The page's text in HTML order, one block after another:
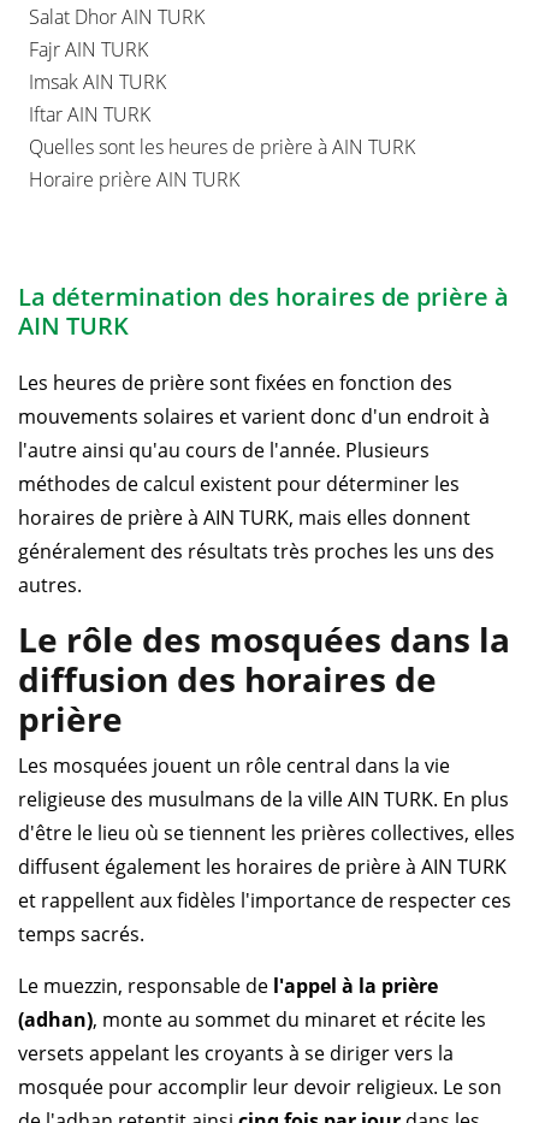
Salat Dhor AIN TURK
Fajr AIN TURK
Imsak AIN TURK
Iftar AIN TURK
Quelles sont les heures de prière à AIN TURK
Horaire prière AIN TURK
La détermination des horaires de prière à
AIN TURK
Les heures de prière sont fixées en fonction des
mouvements solaires et varient donc d'un endroit à
l'autre ainsi qu'au cours de l'année. Plusieurs
méthodes de calcul existent pour déterminer les
horaires de prière à AIN TURK, mais elles donnent
généralement des résultats très proches les uns des
autres.
Le rôle des mosquées dans la
diffusion des horaires de
prière
Les mosquées jouent un rôle central dans la vie
religieuse des musulmans de la ville AIN TURK. En plus
d'être le lieu où se tiennent les prières collectives, elles
diffusent également les horaires de prière à AIN TURK
et rappellent aux fidèles l'importance de respecter ces
temps sacrés.
Le muezzin, responsable de l'appel à la prière
(adhan), monte au sommet du minaret et récite les
versets appelant les croyants à se diriger vers la
mosquée pour accomplir leur devoir religieux. Le son